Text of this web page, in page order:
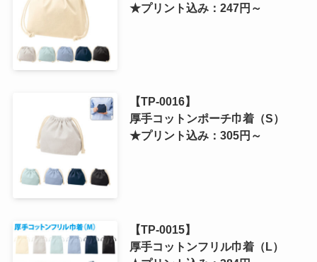
★プリント込み：247円～
【TP-0016】
厚手コットンポーチ巾着（S）
★プリント込み：305円～
【TP-0015】
厚手コットンフリル巾着（L）